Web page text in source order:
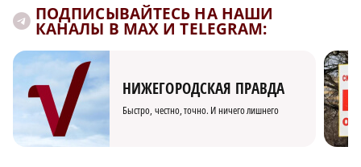
ПОДПИСЫВАЙТЕСЬ НА НАШИ
КАНАЛЫ В MAX И TELEGRAM:
НИЖЕГОРОДСКАЯ ПРАВДА
Быстро, честно, точно. И ничего лишнего